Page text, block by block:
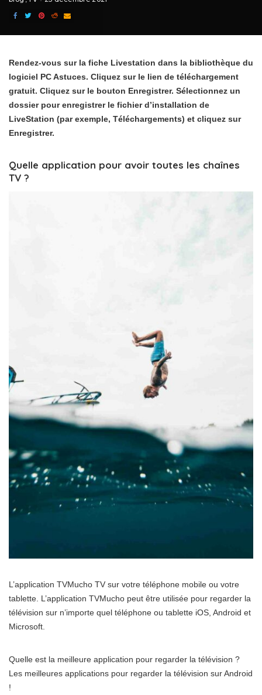
Rendez-vous sur la fiche Livestation dans la bibliothèque du
logiciel PC Astuces. Cliquez sur le lien de téléchargement
gratuit. Cliquez sur le bouton Enregistrer. Sélectionnez un
dossier pour enregistrer le fichier d’installation de
LiveStation (par exemple, Téléchargements) et cliquez sur
Enregistrer.
Quelle application pour avoir toutes les chaînes
TV ?
L’application TVMucho TV sur votre téléphone mobile ou votre
tablette. L’application TVMucho peut être utilisée pour regarder la
télévision sur n’importe quel téléphone ou tablette iOS, Android et
Microsoft.
Quelle est la meilleure application pour regarder la télévision ?
Les meilleures applications pour regarder la télévision sur Android
!